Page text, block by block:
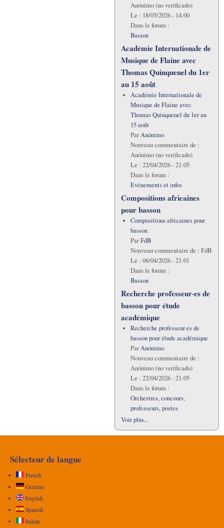
Anónimo (no verificado)
Le : 18/05/2026 - 14:00
Dans le forum :
Basson
Académie Internationale de
Musique de Flaine avec
Thomas Quinquenel du 1er
au 15 août
Académie Internationale de
Musique de Flaine avec
Thomas Quinquenel du 1er au
15 août
ParAnónimo
Nouveau commentaire de :
Anónimo (no verificado)
Le : 22/04/2026 - 21:05
Dans le forum :
Evénements et infos
Compositions africaines
pour basson
Compositions africaines pour
basson
ParFdB
Nouveau commentaire de : FdB
Le : 06/04/2026 - 21:01
Dans le forum :
Basson
Recherche professeur·es de
basson pour étude
académique
Recherche professeur·es de
basson pour étude académique
ParAnónimo
Nouveau commentaire de :
Anónimo (no verificado)
Le : 22/04/2026 - 21:05
Dans le forum :
Orchestres, concours,
professeurs, postes
Voir plus...
Sélecteur de langue
French
German
English
Spanish
Italian